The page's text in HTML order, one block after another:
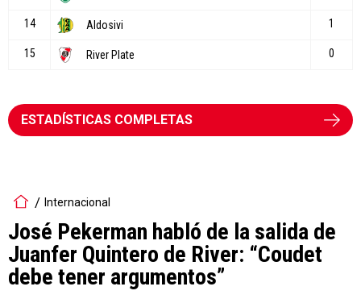
ESTADÍSTICAS COMPLETAS
Internacional
José Pekerman habló de la salida de
Juanfer Quintero de River: “Coudet
debe tener argumentos”